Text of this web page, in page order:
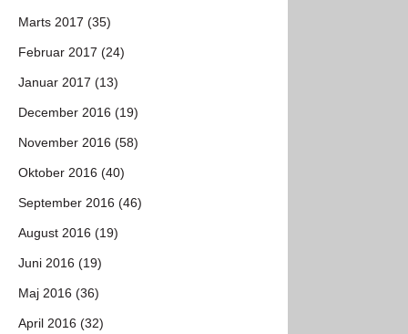
Marts 2017 (35)
Februar 2017 (24)
Januar 2017 (13)
December 2016 (19)
November 2016 (58)
Oktober 2016 (40)
September 2016 (46)
August 2016 (19)
Juni 2016 (19)
Maj 2016 (36)
April 2016 (32)